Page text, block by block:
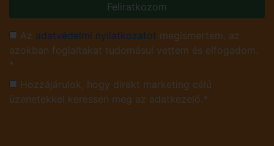
Feliratkozom
Az adatvédelmi nyilatkozatot megismertem, az
azokban foglaltakat tudomásul vettem és elfogadom.
*
Hozzájárulok, hogy direkt marketing célú
üzenetekkel keressen meg az adatkezelő.*